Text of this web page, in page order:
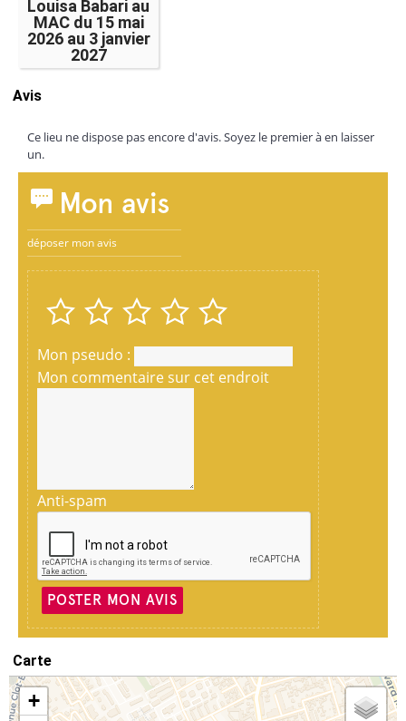
Louisa Babari au
MAC du 15 mai
2026 au 3 janvier
2027
Avis
Ce lieu ne dispose pas encore d'avis. Soyez le premier à en laisser
un.
Mon avis
déposer mon avis
Mon pseudo :
Mon commentaire sur cet endroit
Anti-spam
POSTER MON AVIS
Carte
+